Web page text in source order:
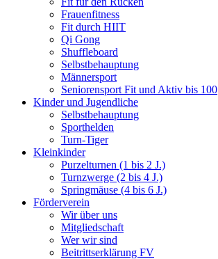
Frauenfitness
Fit durch HIIT
Qi Gong
Shuffleboard
Selbstbehauptung
Männersport
Seniorensport Fit und Aktiv bis 100
Kinder und Jugendliche
Selbstbehauptung
Sporthelden
Turn-Tiger
Kleinkinder
Purzelturnen (1 bis 2 J.)
Turnzwerge (2 bis 4 J.)
Springmäuse (4 bis 6 J.)
Förderverein
Wir über uns
Mitgliedschaft
Wer wir sind
Beitrittserklärung FV